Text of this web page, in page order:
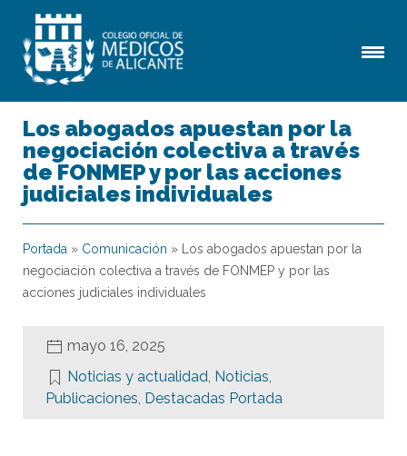
Los abogados apuestan por la
negociación colectiva a través
de FONMEP y por las acciones
judiciales individuales
Portada » Comunicación »
Los abogados apuestan por la
negociación colectiva a través de FONMEP y por las
acciones judiciales individuales
mayo 16, 2025
Noticias y actualidad, Noticias,
Publicaciones, Destacadas Portada